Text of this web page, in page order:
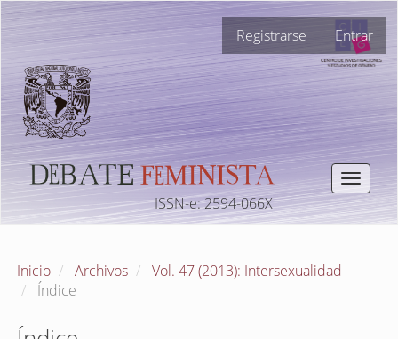
Navegación
principal
Contenido
principal
Barra
lateral
Registrarse Entrar
Toggle
ISSN-e: 2594-066X
Inicio Archivos
Vol. 47 (2013): Intersexualidad
Índice